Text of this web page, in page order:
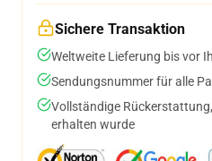
Sichere Transaktion
Weltweite Lieferung bis vor
Sendungsnummer für alle
Vollständige
erhalten wurde